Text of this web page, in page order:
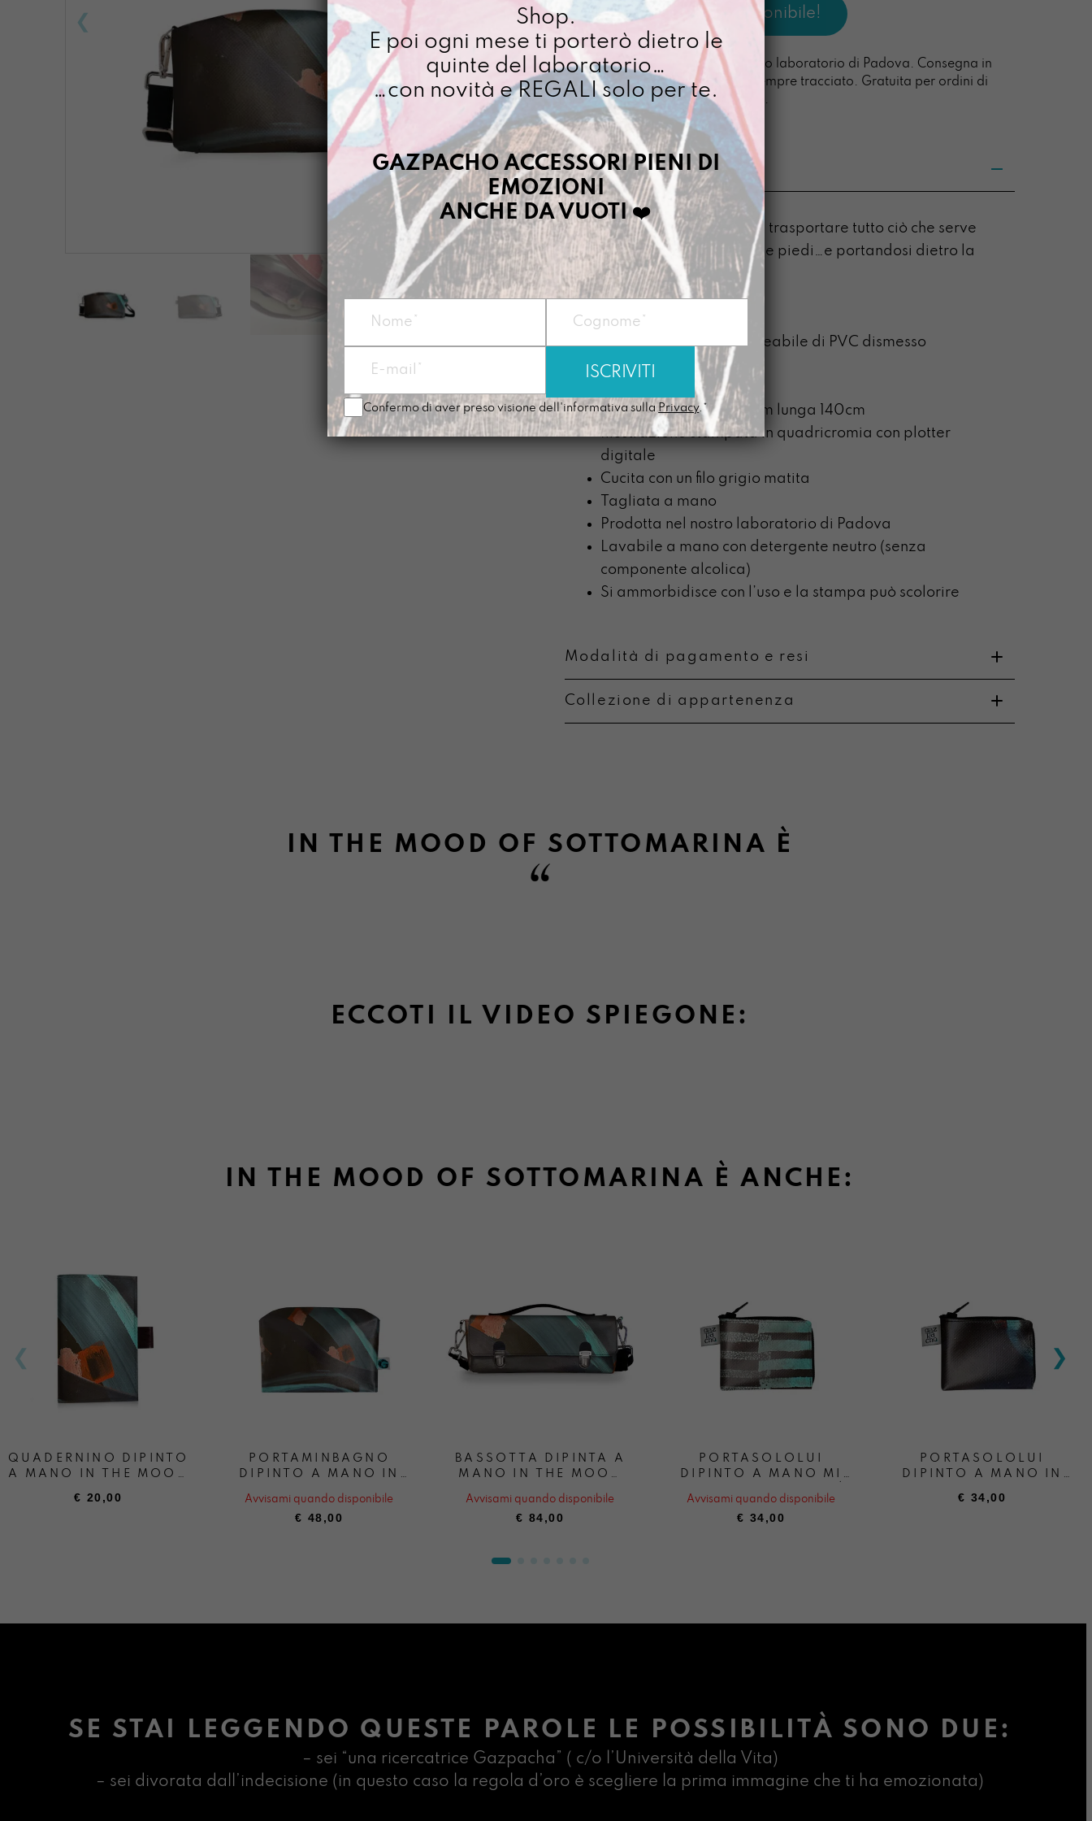
Cuciamo ogni ordine nel nostro laboratorio di Padova. Consegna in
4/5 giorni lavorativi, pacco sempre tracciato. Gratuita per ordini di
importo superiore ai 100 euro.
Dettagli prodotto
la Gazpacha capace di trasportare tutto ciò che serve
per cambiare vita su due piedi…e portandosi dietro la
pancia.
Vegan
Misura:
: telo impermeabile di PVC dismesso
Peso : circa 180 g.
Tracolla nera alta 2,5cm lunga 140cm
Illustrazione stampata in quadricromia con plotter
digitale
Cucita con un filo grigio matita
Tagliata a mano
Prodotta nel nostro laboratorio di Padova
Lavabile a mano con detergente neutro (senza
componente alcolica)
Si ammorbidisce con l’uso e la stampa può scolorire
Modalità di pagamento e resi
Collezione di appartenenza
IN THE MOOD OF SOTTOMARINA È
ECCOTI IL VIDEO SPIEGONE:
IN THE MOOD OF SOTTOMARINA È ANCHE:
QUADERNINO DIPINTO
A MANO IN THE MOOD
€ 20,00
PORTAMINBAGNO
DIPINTO A MANO IN
SOTTOMARINA
Avvisami quando disponibile
€ 48,00
BASSOTTA DIPINTA A
MANO IN THE MOOD
Avvisami quando disponibile
€ 84,00
PORTASOLOLUI
DIPINTO A MANO MI
Avvisami quando disponibile
€ 34,00
PORTASOLOLUI
DIPINTO A MANO IN
SOTTOMARINA
€ 34,00
SE STAI LEGGENDO QUESTE PAROLE LE POSSIBILITÀ SONO DUE:
– sei “una ricercatrice Gazpacha” ( c/o l’Università della Vita)
– sei divorata dall’indecisione (in questo caso la regola d’oro è scegliere la prima immagine che ti ha emozionata)
Shop.
E poi ogni mese ti porterò dietro le
quinte del laboratorio…
…con novità e REGALI solo per te.
GAZPACHO ACCESSORI PIENI DI
EMOZIONI
ANCHE DA VUOTI❤️
Confermo di aver preso visione dell'informativa sulla Privacy.*